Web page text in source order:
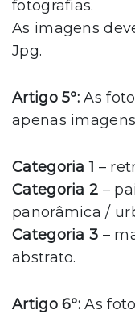
fotografias.
As imagens
Jpg.
Artigo 5º: As
apenas
Categoria 1 –
Categoria 2 –
panorâmica /
Categoria 3 –
abstrato.
Artigo 6º: As